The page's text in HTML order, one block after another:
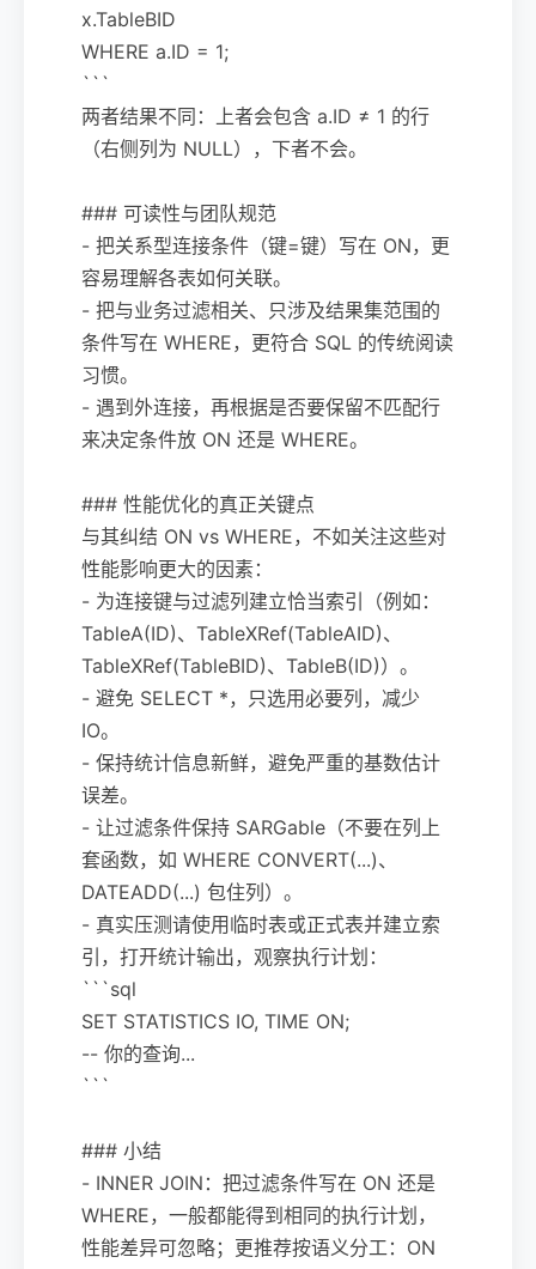
x.TableBID
WHERE a.ID = 1;
```
两者结果不同：上者会包含 a.ID ≠ 1 的行
（右侧列为 NULL），下者不会。
### 可读性与团队规范
- 把关系型连接条件（键=键）写在 ON，更
容易理解各表如何关联。
- 把与业务过滤相关、只涉及结果集范围的
条件写在 WHERE，更符合 SQL 的传统阅读
习惯。
- 遇到外连接，再根据是否要保留不匹配行
来决定条件放 ON 还是 WHERE。
### 性能优化的真正关键点
与其纠结 ON vs WHERE，不如关注这些对
性能影响更大的因素：
- 为连接键与过滤列建立恰当索引（例如：
TableA(ID)、TableXRef(TableAID)、
TableXRef(TableBID)、TableB(ID)）。
- 避免 SELECT *，只选用必要列，减少
IO。
- 保持统计信息新鲜，避免严重的基数估计
误差。
- 让过滤条件保持 SARGable（不要在列上
套函数，如 WHERE CONVERT(...)、
DATEADD(...) 包住列）。
- 真实压测请使用临时表或正式表并建立索
引，打开统计输出，观察执行计划：
```sql
SET STATISTICS IO, TIME ON;
-- 你的查询...
```
### 小结
- INNER JOIN：把过滤条件写在 ON 还是
WHERE，一般都能得到相同的执行计划，
性能差异可忽略；更推荐按语义分工：ON